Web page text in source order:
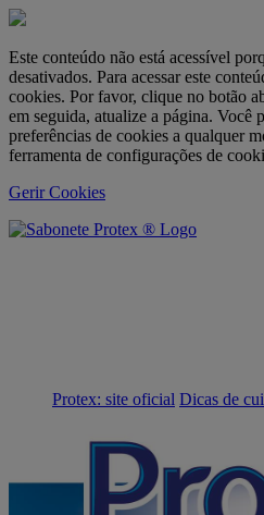
Este conteúdo não está acessível
desativados. Para acessar este
cookies. Por favor, clique no botão
em seguida, atualize a página. Você
preferências de cookies a qualquer
ferramenta de configurações de
Gerir Cookies
skipt to main content
Protex: site oficial Dicas de